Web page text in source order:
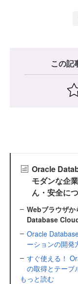
この記
Oracle
モダンな企
ん・安全に
Webブラウザ
Database
Oracle
ーションの開発
すぐ使える！
の取得とテーブ
もっと読む